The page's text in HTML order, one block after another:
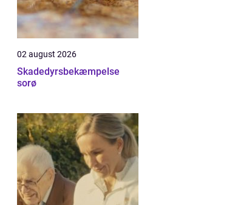
02 august 2026
Skadedyrsbekæmpelse
sorø